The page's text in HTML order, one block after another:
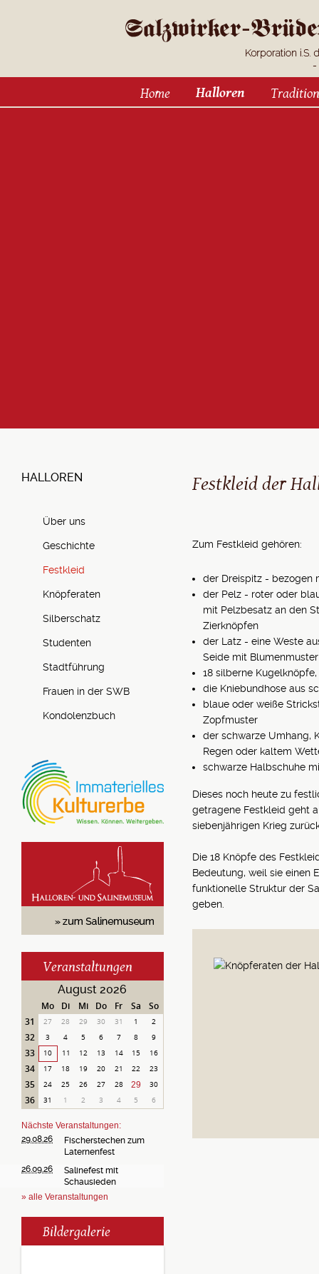
Home Halloren
HALLOREN
Über uns
Geschichte
Festkleid
Knöpferaten
Silberschatz
Studenten
Stadtführung
Frauen in der SWB
Kondolenzbuch
Veranstaltungen
August 2026
Mo Di Mi Do Fr Sa
So
31
27 28 29 30 31 1 2
32 3 4 5 6 7 8 9
33 10 11 12 13 14 15 16
34 17 18 19 20 21 22 23
35 24 25 26 27 28 29 30
36 31 1 2 3 4 5 6
Nächste Veranstaltungen:
29.08.26
Fischerstechen zum
Laternenfest
26.09.26
Salinefest mit
Schausieden
» alle Veranstaltungen
Bildergalerie
Festkleid der
Zum Festkleid gehören:
der Dreispitz - bezogen
der Pelz - roter oder
mit Pelzbesatz an den
Zierknöpfen
der Latz - eine Weste
Seide mit Blumenmuster
18 silberne
die Kniebundhose aus
blaue oder weiße
Zopfmuster
der schwarze Umhang,
Regen oder kaltem
schwarze Halbschuhe
Dieses noch heute zu
getragene Festkleid geht
siebenjährigen Krieg
Die 18 Knöpfe des
Bedeutung, weil sie einen
funktionelle Struktur der
geben.